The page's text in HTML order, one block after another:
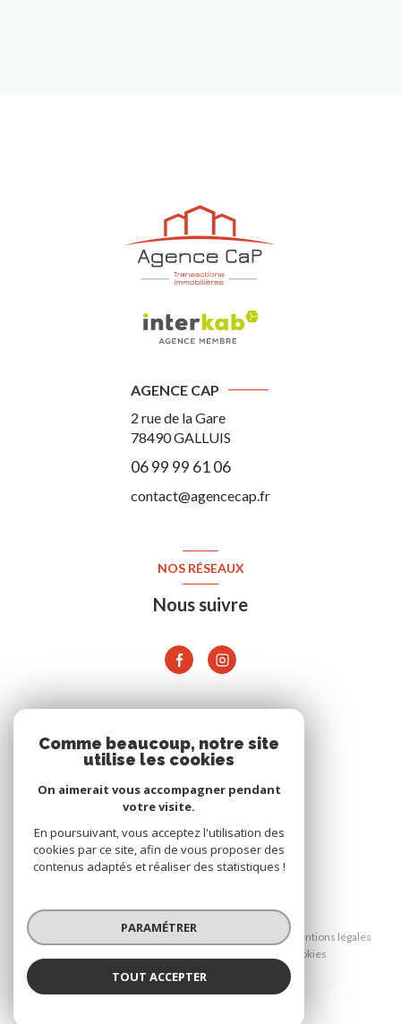
AGENCE CAP
2 rue de la Gare
78490GALLUIS
06 99 99 61 06
contact@agencecap.fr
NOS RÉSEAUX
Nous suivre
© 2026 | Tous droits réservés
Mentions légales
Cookies
Réalisé par :
Comme beaucoup, notre site
utilise les cookies
On aimerait vous accompagner pendant
votre visite.
En poursuivant, vous acceptez l'utilisation des
cookies par ce site, afin de vous proposer des
contenus adaptés et réaliser des statistiques !
PARAMÉTRER
TOUT ACCEPTER